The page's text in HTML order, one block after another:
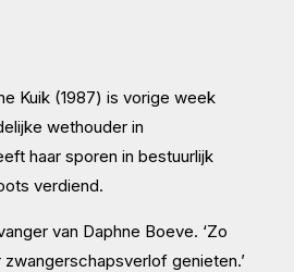
Kuik (1987) is vorige week
wethouder in
haar sporen in bestuurlijk
verdiend.
van Daphne Boeve. ‘Zo
zwangerschapsverlof genieten.’